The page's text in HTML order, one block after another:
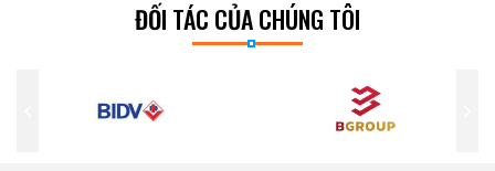
ĐỐI TÁC CỦA CHÚNG TÔI